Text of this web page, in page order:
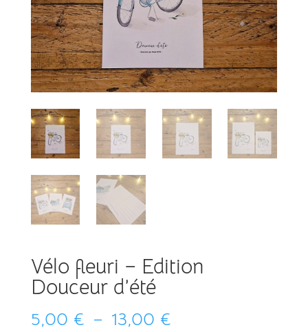
Vélo fleuri – Edition
Douceur d’été
5,00 € – 13,00 €Plage